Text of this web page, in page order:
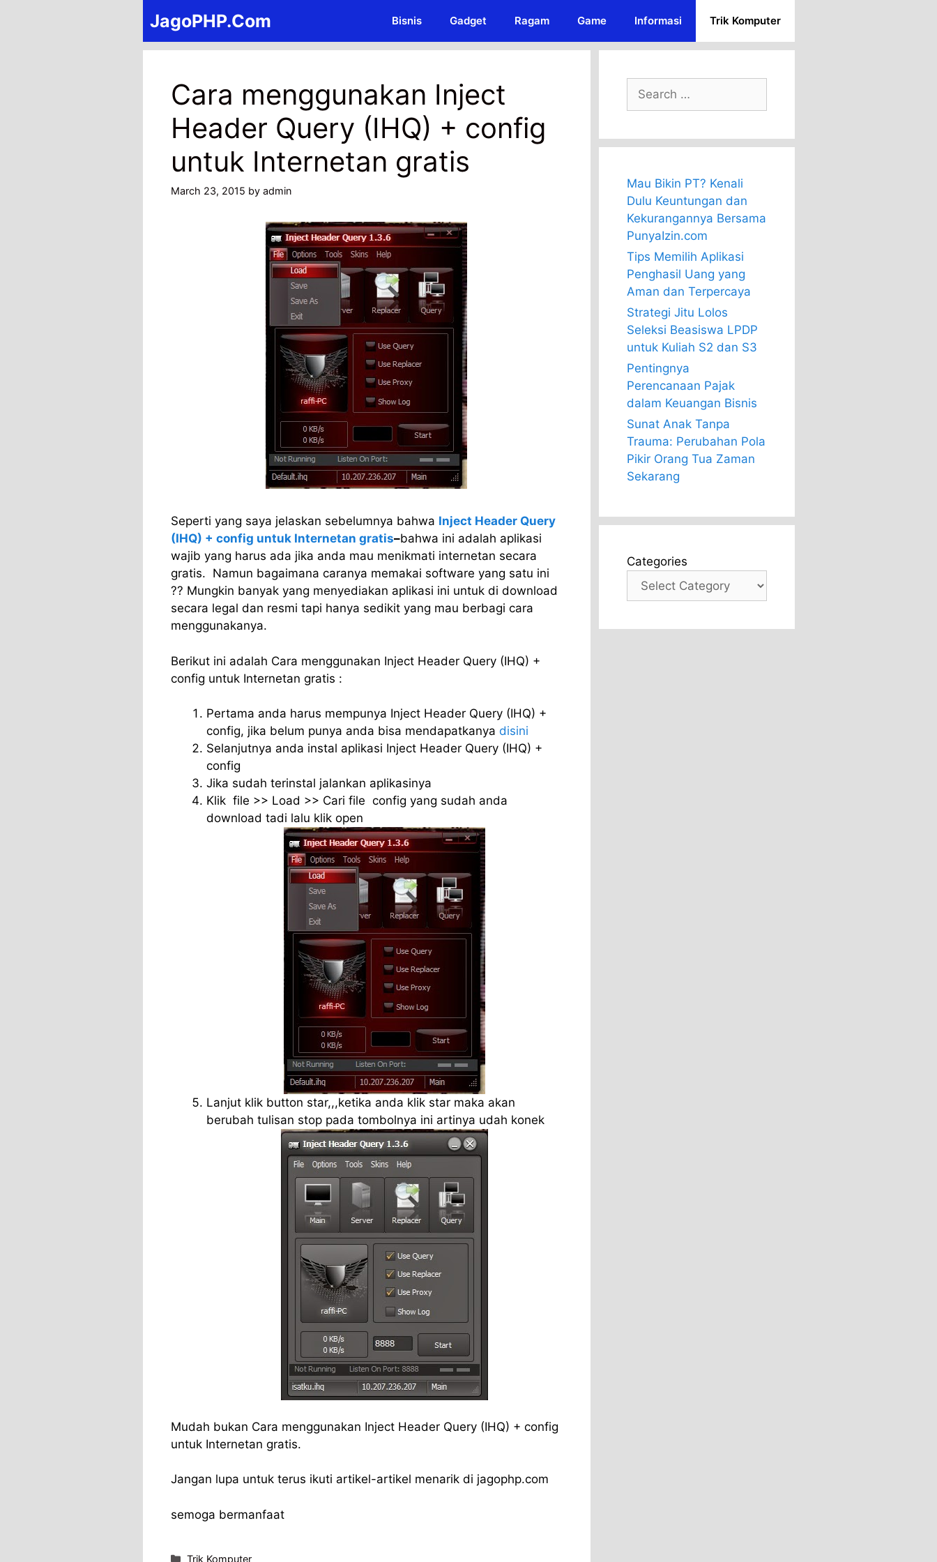
JagoPHP.Com Bisnis Gadget Ragam Game Informasi Trik Komputer
Cara menggunakan Inject
Header Query (IHQ) + config
untuk Internetan gratis
March 23, 2015 by admin
Seperti yang saya jelaskan sebelumnya bahwa Inject Header Query
(IHQ) + config untuk Internetan gratis–bahwa ini adalah aplikasi
wajib yang harus ada jika anda mau menikmati internetan secara
gratis. Namun bagaimana caranya memakai software yang satu ini
?? Mungkin banyak yang menyediakan aplikasi ini untuk di download
secara legal dan resmi tapi hanya sedikit yang mau berbagi cara
menggunakanya.
Berikut ini adalah Cara menggunakan Inject Header Query (IHQ) +
config untuk Internetan gratis :
Pertama anda harus mempunya Inject Header Query (IHQ) +
config, jika belum punya anda bisa mendapatkanya disini
Selanjutnya anda instal aplikasi Inject Header Query (IHQ) +
config
Jika sudah terinstal jalankan aplikasinya
Klik file >> Load >> Cari file config yang sudah anda
download tadi lalu klik open
Lanjut klik button star,,,ketika anda klik star maka akan
berubah tulisan stop pada tombolnya ini artinya udah konek
Mudah bukan Cara menggunakan Inject Header Query (IHQ) + config
untuk Internetan gratis.
Jangan lupa untuk terus ikuti artikel-artikel menarik di jagophp.com
semoga bermanfaat
Categories
Trik Komputer
Search
for:
Mau Bikin PT? Kenali
Dulu Keuntungan dan
Kekurangannya Bersama
PunyaIzin.com
Tips Memilih Aplikasi
Penghasil Uang yang
Aman dan Terpercaya
Strategi Jitu Lolos
Seleksi Beasiswa LPDP
untuk Kuliah S2 dan S3
Pentingnya
Perencanaan Pajak
dalam Keuangan Bisnis
Sunat Anak Tanpa
Trauma: Perubahan Pola
Pikir Orang Tua Zaman
Sekarang
Categories